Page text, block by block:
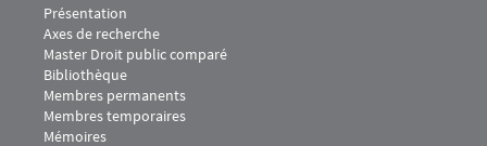
Menu Footer CDPC 1
Présentation
Axes de recherche
Master Droit public comparé
Bibliothèque
Menu Footer CDPC 2
Membres permanents
Membres temporaires
Mémoires